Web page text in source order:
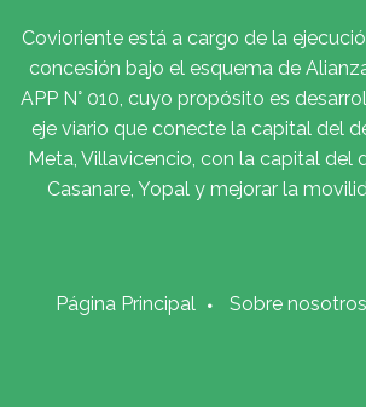
Covioriente está a cargo de la
concesión bajo el esquema de
APP N° 010, cuyo propósito es
eje viario que conecte la capital del
Meta, Villavicencio, con la capital del
Casanare, Yopal y mejorar la
Página Principal Sobre nosotros